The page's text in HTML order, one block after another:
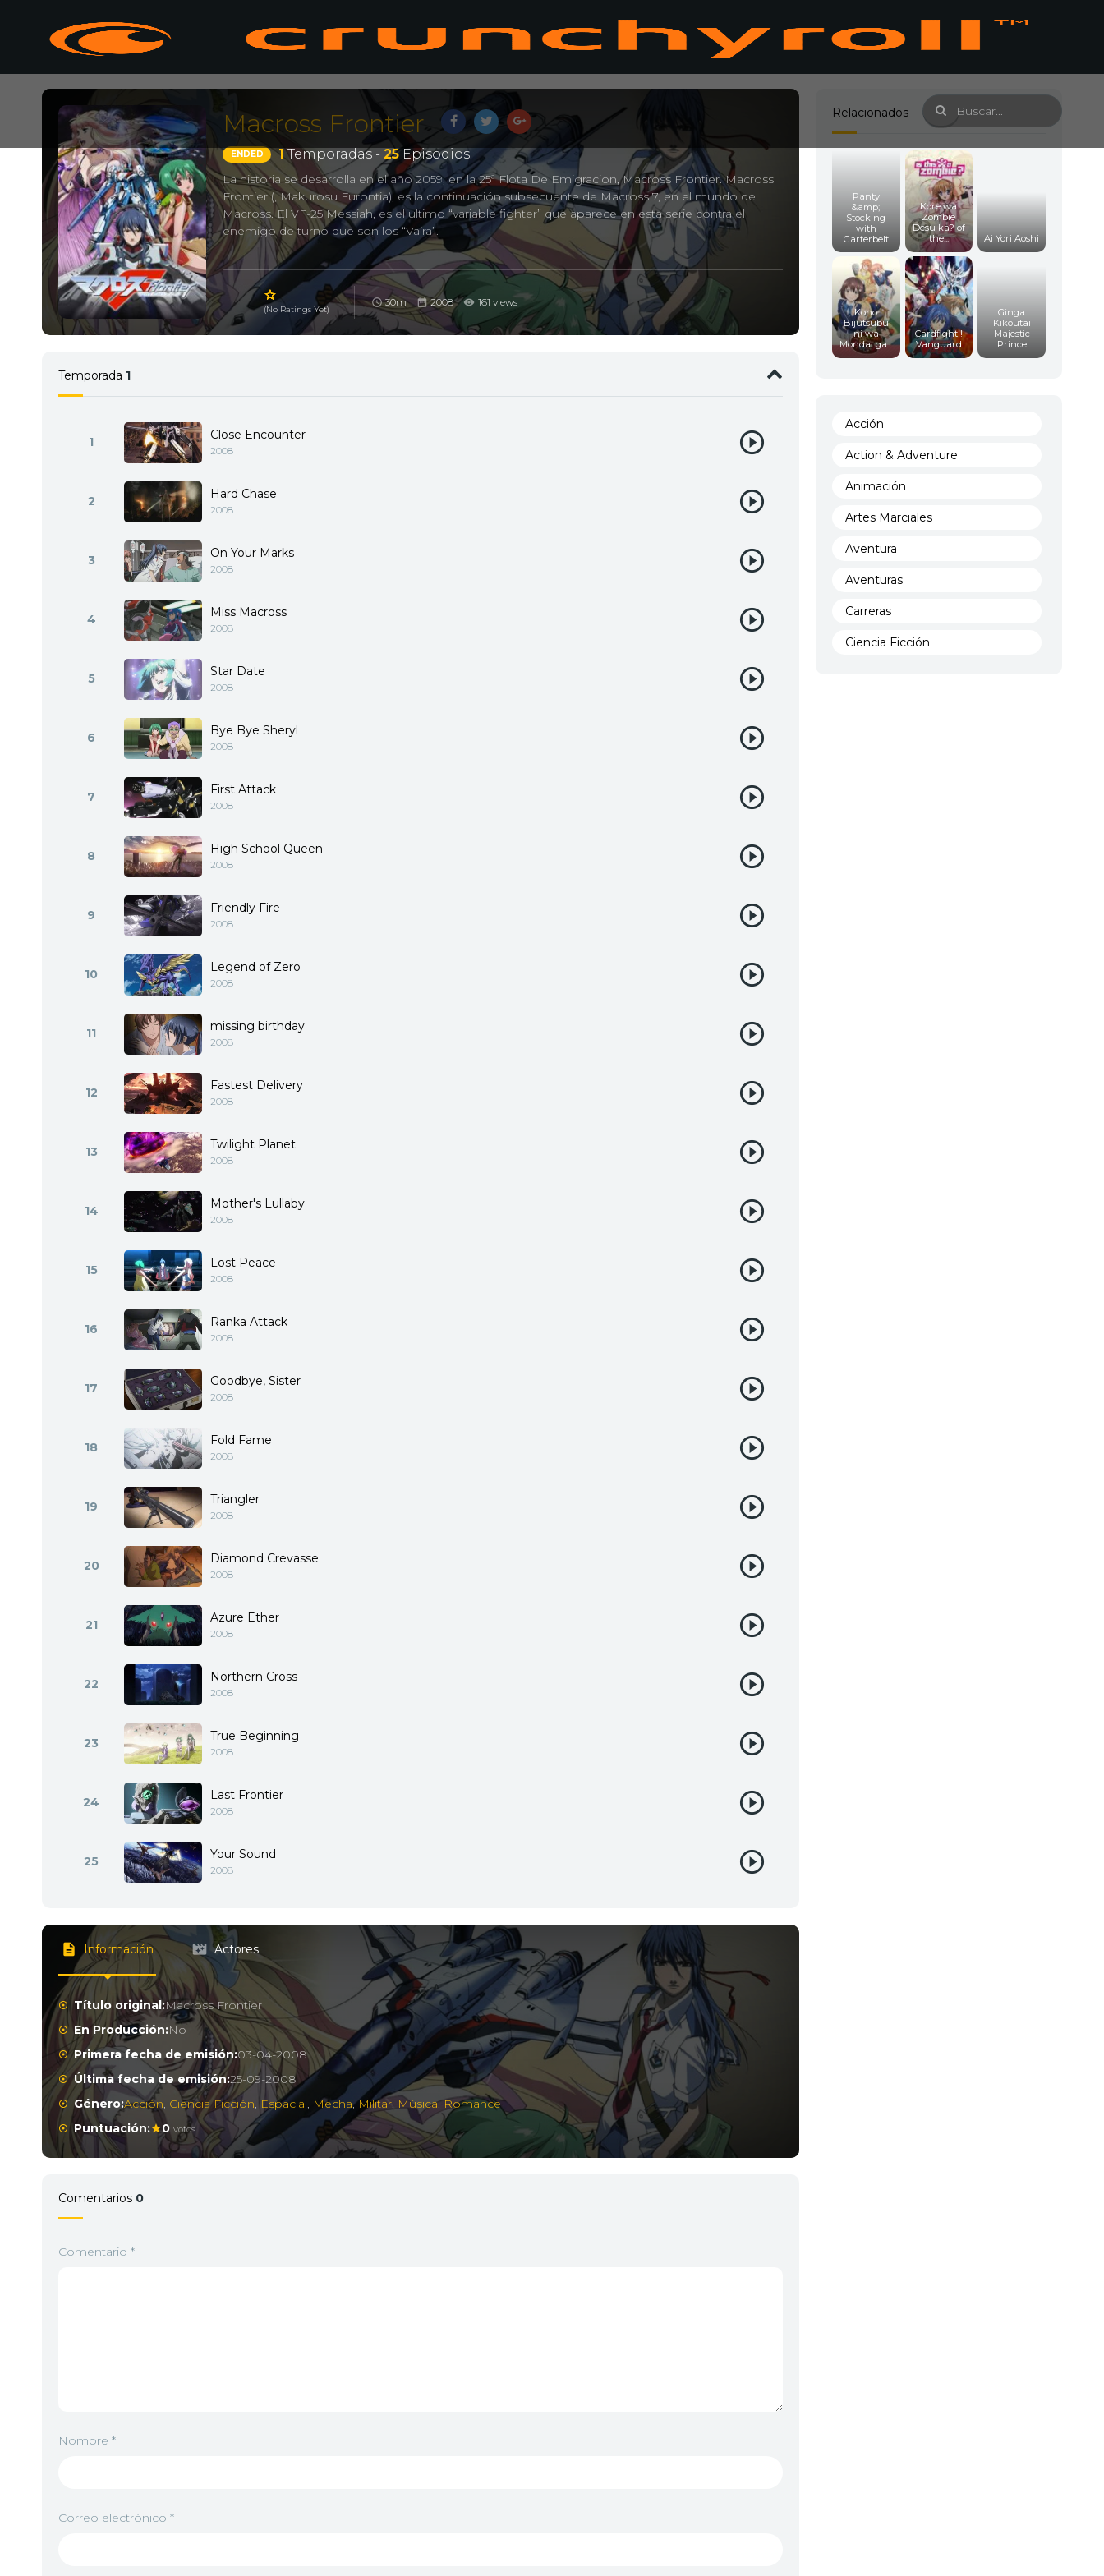
Macross Frontier
ENDED 1Temporadas - 25Episodios
La historia se desarrolla en el año 2059, en la 25ª Flota De Emigracion, Macross Frontier. Macross
Frontier (, Makurosu Furontia), es la continuación subsecuente de Macross 7, en el mundo de
Macross. El VF-25 Messiah, es el ultimo “variable fighter” que aparece en esta serie contra el
enemigo de turno que son los “Vajra”.
マクロスfrontier
(No Ratings Yet)
30m 2008 161 views
Temporada 1
1 Close Encounter
2008
2 Hard Chase
2008
3 On Your Marks
2008
4 Miss Macross
2008
5 Star Date
2008
6 Bye Bye Sheryl
2008
7 First Attack
2008
8 High School Queen
2008
9 Friendly Fire
2008
10 Legend of Zero
2008
11 missing birthday
2008
12 Fastest Delivery
2008
13 Twilight Planet
2008
14 Mother's Lullaby
2008
15 Lost Peace
2008
16 Ranka Attack
2008
17 Goodbye, Sister
2008
18 Fold Fame
2008
19 Triangler
2008
20 Diamond Crevasse
2008
21 Azure Ether
2008
22 Northern Cross
2008
23 True Beginning
2008
24 Last Frontier
2008
25 Your Sound
2008
Información Actores
Título original:Macross Frontier
En Producción:No
Primera fecha de emisión:03-04-2008
Última fecha de emisión:25-09-2008
Género:Acción, Ciencia Ficción, Espacial, Mecha,Militar, Música,Romance
Puntuación:
0 votos
Comentarios 0
Comentario *
Nombre *
Correo electrónico *
Relacionados
Panty
&amp;
Stocking
with
Garterbelt
Kore wa
Zombie
Desu ka? of
the...
Ai Yori Aoshi
Kono
Bijutsubu
ni wa
Mondai ga...
Cardfight!!
Vanguard
Ginga
Kikoutai
Majestic
Prince
Acción
Action & Adventure
Animación
Artes Marciales
Aventura
Aventuras
Carreras
Ciencia Ficción